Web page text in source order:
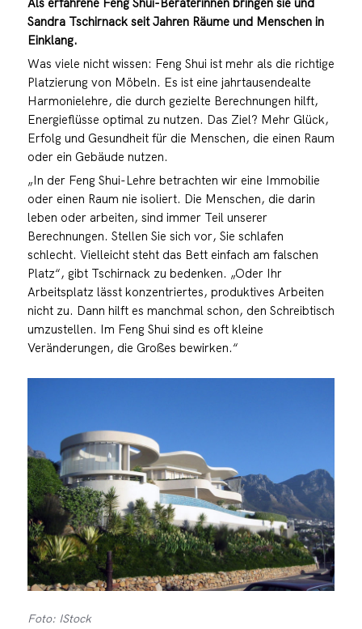
Sandra Tschirnack seit Jahren Räume und Menschen in
Einklang.
Was viele nicht wissen: Feng Shui ist mehr als die richtige
Platzierung von Möbeln. Es ist eine jahrtausendealte
Harmonielehre, die durch gezielte Berechnungen hilft,
Energieflüsse optimal zu nutzen. Das Ziel? Mehr Glück,
Erfolg und Gesundheit für die Menschen, die einen Raum
oder ein Gebäude nutzen.
„In der Feng Shui-Lehre betrachten wir eine Immobilie
oder einen Raum nie isoliert. Die Menschen, die darin
leben oder arbeiten, sind immer Teil unserer
Berechnungen. Stellen Sie sich vor, Sie schlafen
schlecht. Vielleicht steht das Bett einfach am falschen
Platz“, gibt Tschirnack zu bedenken. „Oder Ihr
Arbeitsplatz lässt konzentriertes, produktives Arbeiten
nicht zu. Dann hilft es manchmal schon, den Schreibtisch
umzustellen. Im Feng Shui sind es oft kleine
Veränderungen, die Großes bewirken.“
Foto: IStock